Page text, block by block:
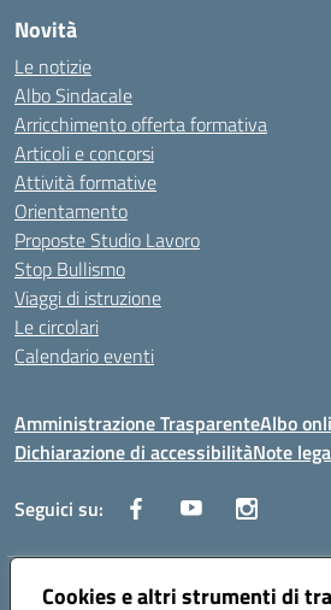
Cookies e altri strumenti di
Novità
Le notizie
Albo Sindacale
Arricchimento offerta formativa
Articoli e concorsi
Attività formative
Orientamento
Proposte Studio Lavoro
Stop Bullismo
Viaggi di istruzione
Le circolari
Calendario eventi
Amministrazione TrasparenteAlbo
Dichiarazione di accessibilitàNote
Seguici su:
Indirizzo:Corso Fornari, 1 - 70056 Molfetta